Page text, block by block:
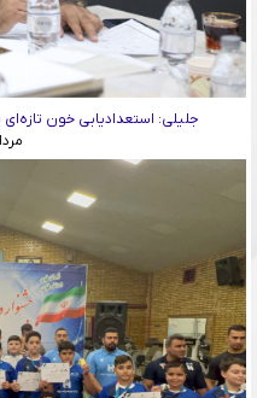
جلیلی: استعدادیابی خون
مرداد